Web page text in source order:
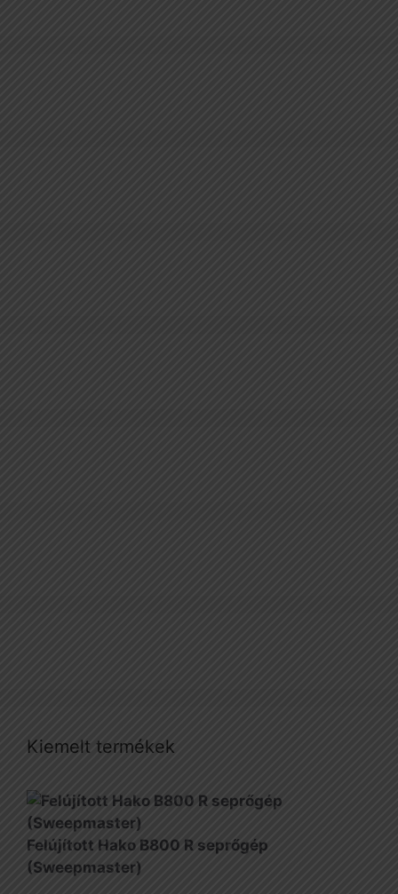
Kiemelt termékek
Felújított Hako B800 R seprőgép
(Sweepmaster)